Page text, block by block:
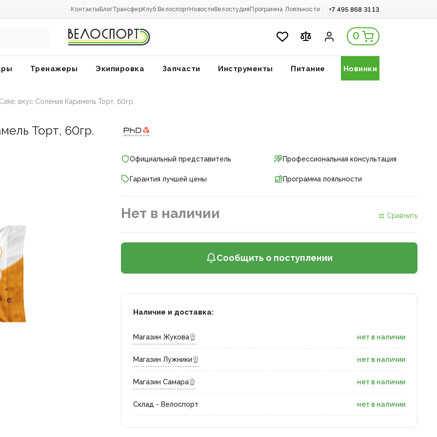
Контакты БлогТрансферКлуб Велоспорт Новости Велостудия Программа Лояльности +7 495 868 31 13
0
Тренажеры Экипировка Запчасти Инструменты Питание Новинки
вкус Соленая Карамель Торт, 60гр.
Торт, 60гр.
Официальный представитель Профессиональная консультация
Гарантия лучшей цены Программа лояльности
Нет в наличии ⚖ Сравнить
Сообщить о поступлении
Наличие и доставка:
Магазин Жукова нет в наличии
Магазин Лужники нет в наличии
Магазин Самара нет в наличии
Склад - Велоспорт нет в наличии